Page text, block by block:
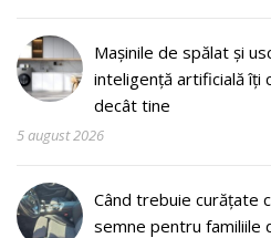
Mașinile de spălat și
inteligență artificială îți
decât tine
5 august 2026
Când trebuie curățate
semne pentru familiile